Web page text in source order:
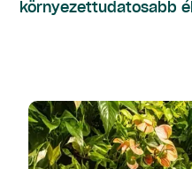
környezettudatosabb